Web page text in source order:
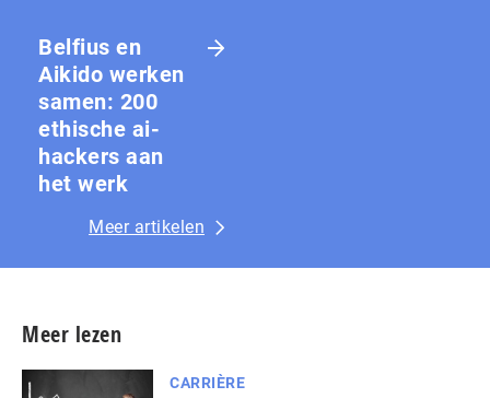
Belfius en
Aikido werken
samen: 200
ethische ai-
hackers aan
het werk
Meer artikelen
Meer lezen
CARRIÈRE